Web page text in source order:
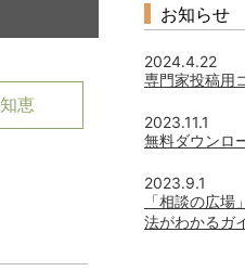
恵
お知らせ
2024.4.22
専門家投稿用
2023.11.1
無料ダウンロ
2023.9.1
「相談の広
法がわかるガ